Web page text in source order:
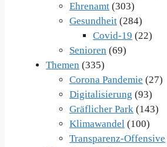
Ehrenamt (303)
Gesundheit (284)
Covid-19 (22)
Senioren (69)
Themen (335)
Corona Pandemie (27)
Digitalisierung (93)
Gräflicher Park (143)
Klimawandel (100)
Transparenz-Offensive